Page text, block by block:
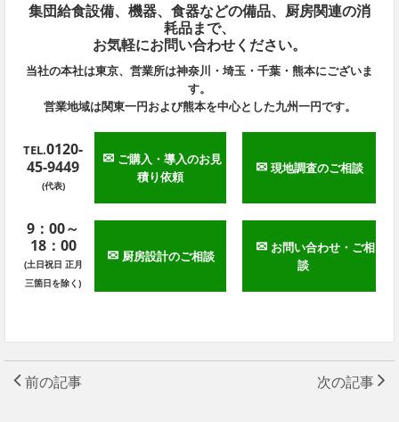
集団給食設備、機器、食器などの備品、厨房関連の消
耗品まで、
お気軽にお問い合わせください。
当社の本社は東京、営業所は神奈川・埼玉・千葉・熊本にございま
す。
営業地域は関東一円および熊本を中心とした九州一円です。
TEL.0120-
45-9449
(代表)
✉ ご購入・導入のお見
積り依頼
✉ 現地調査のご相談
9：00～
18：00
(土日祝日 正月
三箇日を除く)
✉ 厨房設計のご相談 ✉ お問い合わせ・ご相
談
前の記事 次の記事